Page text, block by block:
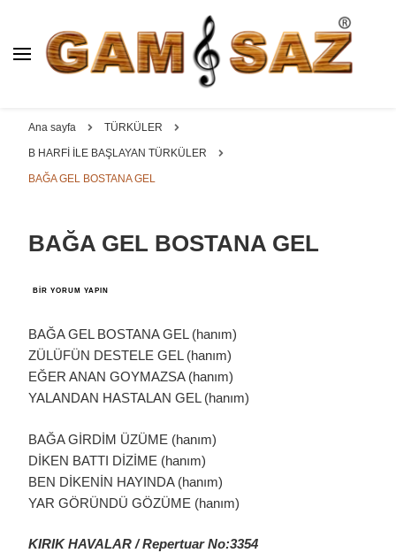
BAĞLAMA İMALAT / SATIŞ
YAPRAK || ELEKTRO ||
ÖZEL BAĞLAMA İMALAT /
Padok, Kompozit, Mat, Divan, Çöğür, Cura, Solak, Dede,
Oyma ve yaprak sazlar, özel imalat bağlamalar
Ana sayfa TÜRKÜLER
B HARFİ İLE BAŞLAYAN TÜRKÜLER
BAĞA GEL BOSTANA GEL
BAĞA GEL BOSTANA GEL
BAĞA
GEL
BIR YORUM YAPIN
BAĞA GEL BOSTANA GEL (hanım)
ZÜLÜFÜN DESTELE GEL (hanım)
EĞER ANAN GOYMAZSA (hanım)
YALANDAN HASTALAN GEL (hanım)
BAĞA GİRDİM ÜZÜME (hanım)
DİKEN BATTI DİZİME (hanım)
BEN DİKENİN HAYINDA (hanım)
YAR GÖRÜNDÜ GÖZÜME (hanım)
KIRIK HAVALAR / Repertuar No:3354